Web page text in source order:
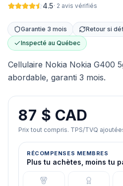
4.5· 2 avis vérifiés
Garantie 3 mois
Retour si
Inspecté au Québec
Cellulaire Nokia Nokia G400
abordable, garanti 3 mois.
87 $ CAD
Prix tout compris. TPS/TVQ
RÉCOMPENSES MEMBRES
Plus tu achètes, moins tu